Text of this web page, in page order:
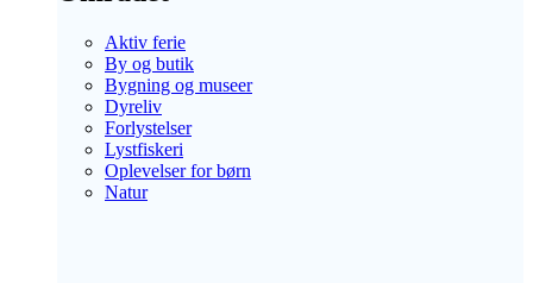
Aktiv ferie
By og butik
Bygning og museer
Dyreliv
Forlystelser
Lystfiskeri
Oplevelser for børn
Natur